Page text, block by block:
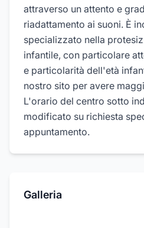
attraverso un attento e
riadattamento ai suoni. È
specializzato nella
infantile, con particolare
e particolarità dell'età
nostro sito per avere
L'orario del centro sotto
modificato su richiesta
appuntamento.
Galleria